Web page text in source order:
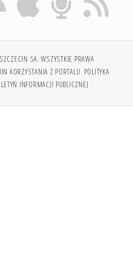
SA. WSZYSTKIE PRAWA
KORZYSTANIA Z PORTALU POLITYKA
INFORMACJI PUBLICZNEJ